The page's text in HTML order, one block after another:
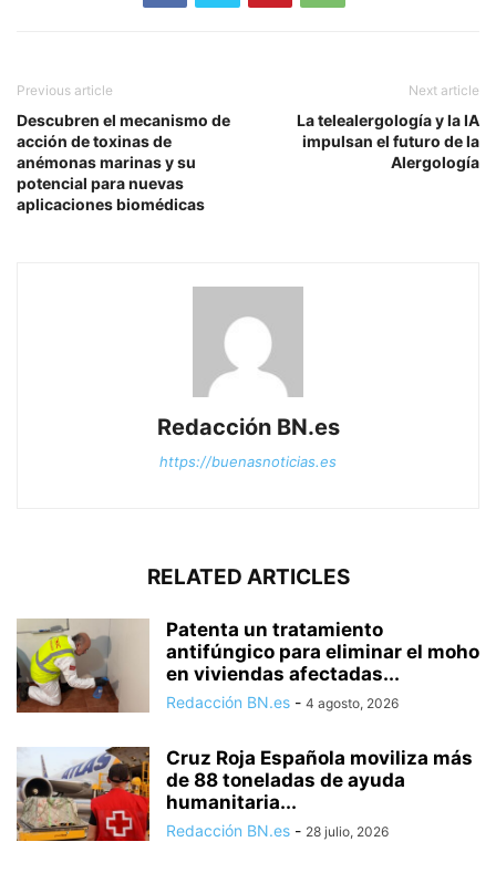
Previous article
Descubren el mecanismo de
acción de toxinas de
anémonas marinas y su
potencial para nuevas
aplicaciones biomédicas
Next article
La telealergología y la IA
impulsan el futuro de la
Alergología
Redacción BN.es
https://buenasnoticias.es
RELATED ARTICLES
Patenta un tratamiento
antifúngico para eliminar el moho
en viviendas afectadas...
Redacción BN.es - 4 agosto, 2026
Cruz Roja Española moviliza más
de 88 toneladas de ayuda
humanitaria...
Redacción BN.es - 28 julio, 2026